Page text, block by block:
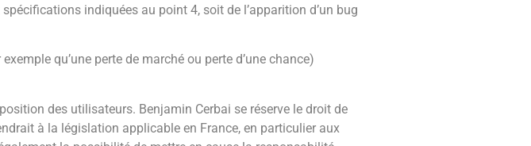
indiquées au point 4, soit de l’apparition d’un bug
qu’une perte de marché ou perte d’une chance)
des utilisateurs. Benjamin Cerbai se réserve le droit de
à la législation applicable en France, en particulier aux